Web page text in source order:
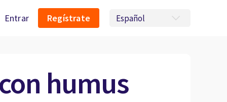
Entrar Regístrate
humus